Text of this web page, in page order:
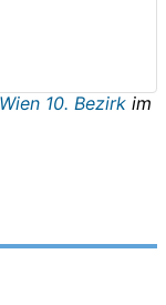
10. Bezirk im